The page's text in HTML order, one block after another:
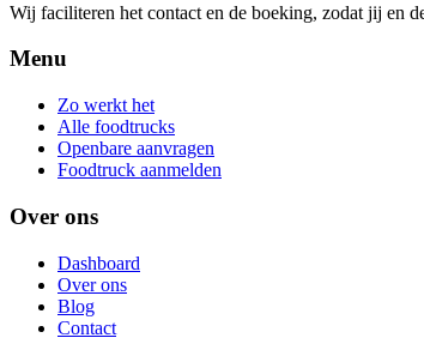
Wij faciliteren het contact en de boeking, zodat jij en
Menu
Zo werkt het
Alle foodtrucks
Openbare aanvragen
Foodtruck aanmelden
Over ons
Dashboard
Over ons
Blog
Contact